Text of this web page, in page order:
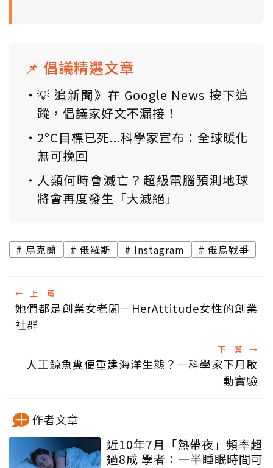
📌 倡議精選文章
💡 追新聞》在 Google News 按下追
蹤，倡議家好文不漏接！
2°C目標已死...科學家宣布：全球暖化
無可挽回
人類何時會滅亡？超級電腦預測地球
將會再度發生「大滅絕」
烏克蘭 俄羅斯 Instagram 俄烏戰爭
← 上一篇
她們都是創業女老闆－HerAttitude女性的創業
社群
下一篇 →
人工鯨魚糞便重建海洋生態？－科學家下月啟
動實驗
作者文章
近10年7月「熱帶夜」頻率超
過8成 學者：一半睡眠時間可